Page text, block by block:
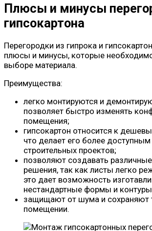
Плюсы и минусы
гипсокартона
Перегородки из гипрока и
плюсы и минусы, которые
выборе материала.
Преимущества:
легко монтируются и
позволяет быстро изменять
помещения;
гипсокартон относится к
что делает его более
строительных проектов;
позволяют создавать
решения, так как листы легко
это дает возможность
нестандартные формы и
защищают от шума и сохраняют
помещении.